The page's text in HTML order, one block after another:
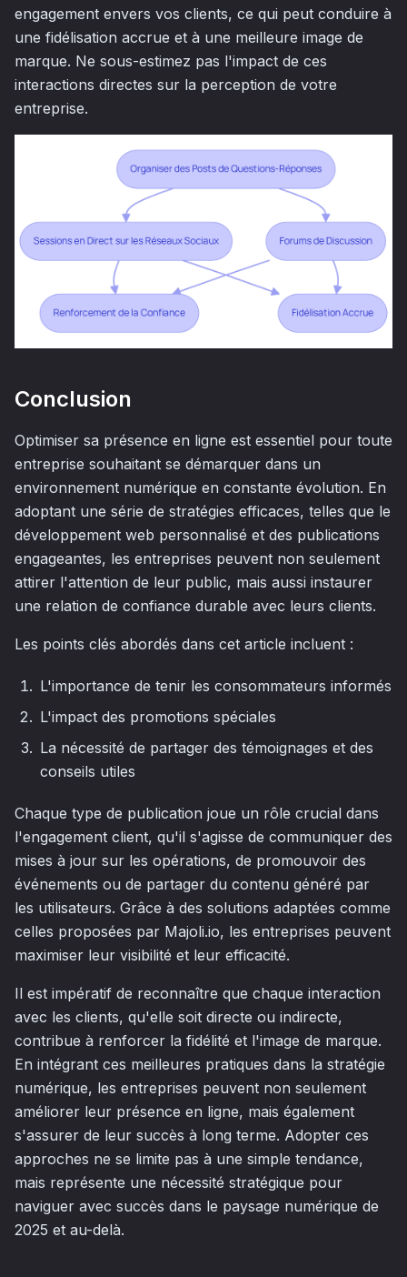
engagement envers vos clients, ce qui peut conduire à
une fidélisation accrue et à une meilleure image de
marque. Ne sous-estimez pas l'impact de ces
interactions directes sur la perception de votre
entreprise.
Conclusion
Optimiser sa présence en ligne est essentiel pour toute
entreprise souhaitant se démarquer dans un
environnement numérique en constante évolution. En
adoptant une série de stratégies efficaces, telles que le
développement web personnalisé et des publications
engageantes, les entreprises peuvent non seulement
attirer l'attention de leur public, mais aussi instaurer
une relation de confiance durable avec leurs clients.
Les points clés abordés dans cet article incluent :
L'importance de tenir les consommateurs informés
L'impact des promotions spéciales
La nécessité de partager des témoignages et des
conseils utiles
Chaque type de publication joue un rôle crucial dans
l'engagement client, qu'il s'agisse de communiquer des
mises à jour sur les opérations, de promouvoir des
événements ou de partager du contenu généré par
les utilisateurs. Grâce à des solutions adaptées comme
celles proposées par Majoli.io, les entreprises peuvent
maximiser leur visibilité et leur efficacité.
Il est impératif de reconnaître que chaque interaction
avec les clients, qu'elle soit directe ou indirecte,
contribue à renforcer la fidélité et l'image de marque.
En intégrant ces meilleures pratiques dans la stratégie
numérique, les entreprises peuvent non seulement
améliorer leur présence en ligne, mais également
s'assurer de leur succès à long terme. Adopter ces
approches ne se limite pas à une simple tendance,
mais représente une nécessité stratégique pour
naviguer avec succès dans le paysage numérique de
2025 et au-delà.